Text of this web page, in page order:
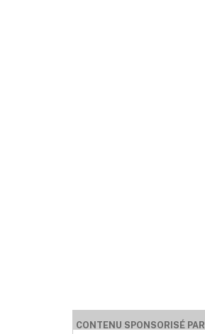
CONTENU SPONSORISÉ PAR